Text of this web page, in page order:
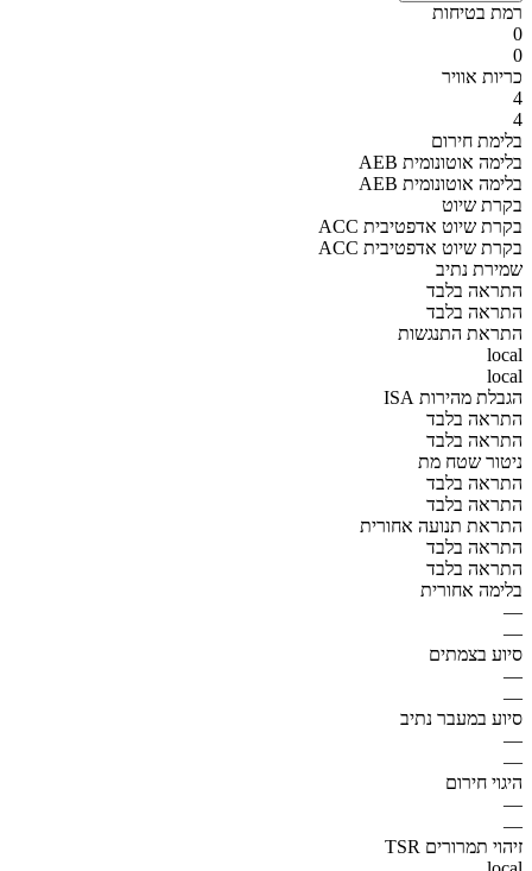
רמת בטיחות
0
0
כריות אוויר
4
4
בלימת חירום
AEB בלימה אוטונומית
AEB בלימה אוטונומית
בקרת שיוט
ACC בקרת שיוט אדפטיבית
ACC בקרת שיוט אדפטיבית
שמירת נתיב
התראה בלבד
התראה בלבד
התראת התנגשות
local
local
הגבלת מהירות ISA
התראה בלבד
התראה בלבד
ניטור שטח מת
התראה בלבד
התראה בלבד
התראת תנועה אחורית
התראה בלבד
התראה בלבד
בלימה אחורית
—
—
סיוע בצמתים
—
—
סיוע במעבר נתיב
—
—
היגוי חירום
—
—
זיהוי תמרורים TSR